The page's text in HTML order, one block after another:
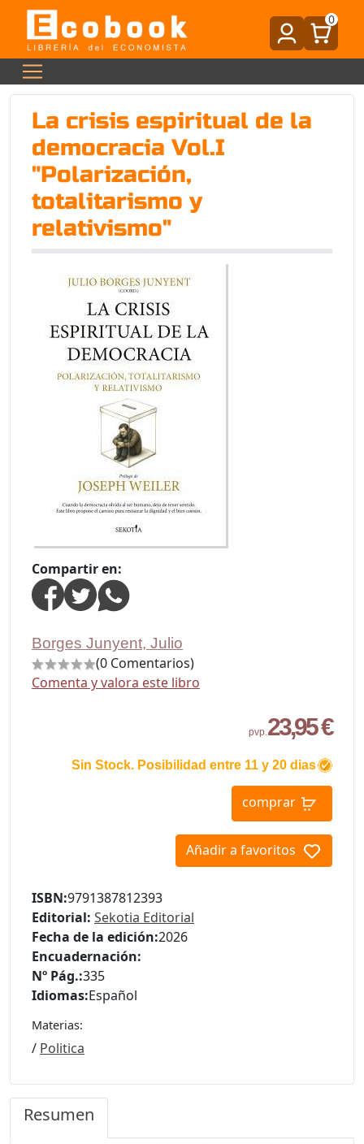
0
La crisis espiritual de la
democracia Vol.I
"Polarización,
totalitarismo y
relativismo"
Compartir en:
Borges Junyent, Julio
(0 Comentarios)
Comenta y valora este libro
pvp.23,95 €
Sin Stock. Posibilidad entre 11 y 20 dias
comprar
Añadir a favoritos
ISBN:9791387812393
Editorial: Sekotia Editorial
Fecha de la edición:2026
Encuadernación:
Nº Pág.:335
Idiomas:Español
Materias:
/ Politica
Resumen